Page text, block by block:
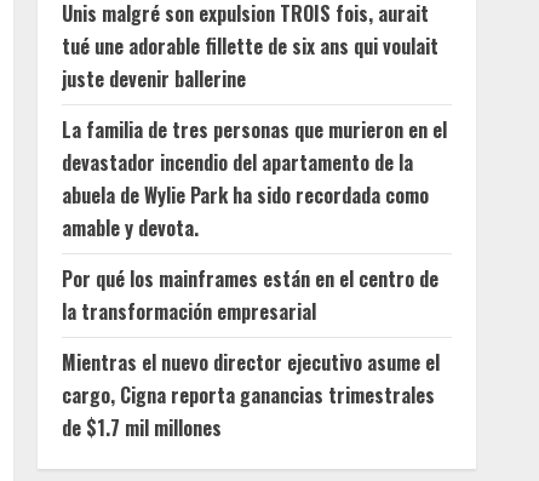
Unis malgré son expulsion TROIS fois, aurait
tué une adorable fillette de six ans qui voulait
juste devenir ballerine
La familia de tres personas que murieron en el
devastador incendio del apartamento de la
abuela de Wylie Park ha sido recordada como
amable y devota.
Por qué los mainframes están en el centro de
la transformación empresarial
Mientras el nuevo director ejecutivo asume el
cargo, Cigna reporta ganancias trimestrales
de $1.7 mil millones